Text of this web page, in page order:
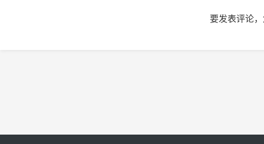
要发表评论